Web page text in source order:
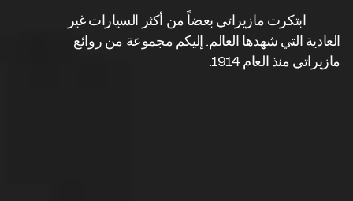
ابتكرت مازيراتي بعضاً من أكثر السيارات غير
العادية التي شهدها العالم. إليكم مجموعة من روائع
مازيراتي منذ العام 1914.